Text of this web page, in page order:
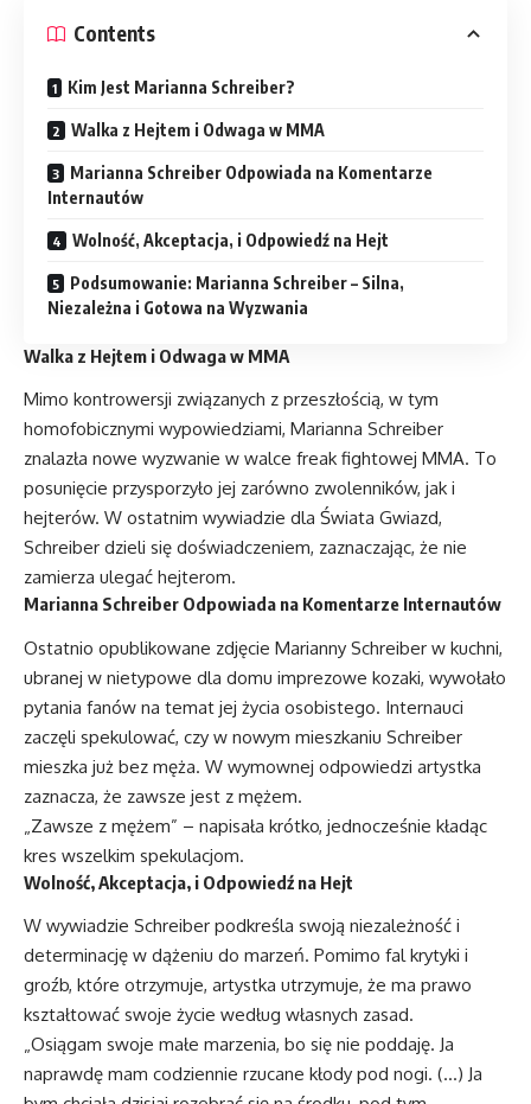
Contents
Kim Jest Marianna Schreiber?
Walka z Hejtem i Odwaga w MMA
Marianna Schreiber Odpowiada na Komentarze
Internautów
Wolność, Akceptacja, i Odpowiedź na Hejt
Podsumowanie: Marianna Schreiber – Silna,
Niezależna i Gotowa na Wyzwania
Walka z Hejtem i Odwaga w MMA
Mimo kontrowersji związanych z przeszłością, w tym
homofobicznymi wypowiedziami, Marianna Schreiber
znalazła nowe wyzwanie w walce freak fightowej MMA. To
posunięcie przysporzyło jej zarówno zwolenników, jak i
hejterów. W ostatnim wywiadzie dla Świata Gwiazd,
Schreiber dzieli się doświadczeniem, zaznaczając, że nie
zamierza ulegać hejterom.
Marianna Schreiber Odpowiada na Komentarze Internautów
Ostatnio opublikowane zdjęcie Marianny Schreiber w kuchni,
ubranej w nietypowe dla domu imprezowe kozaki, wywołało
pytania fanów na temat jej życia osobistego. Internauci
zaczęli spekulować, czy w nowym mieszkaniu Schreiber
mieszka już bez męża. W wymownej odpowiedzi artystka
zaznacza, że zawsze jest z mężem.
„Zawsze z mężem” – napisała krótko, jednocześnie kładąc
kres wszelkim spekulacjom.
Wolność, Akceptacja, i Odpowiedź na Hejt
W wywiadzie Schreiber podkreśla swoją niezależność i
determinację w dążeniu do marzeń. Pomimo fal krytyki i
groźb, które otrzymuje, artystka utrzymuje, że ma prawo
kształtować swoje życie według własnych zasad.
„Osiągam swoje małe marzenia, bo się nie poddaję. Ja
naprawdę mam codziennie rzucane kłody pod nogi. (…) Ja